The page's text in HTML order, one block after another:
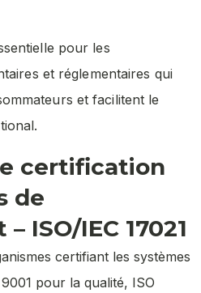
pour les
et réglementaires qui
et facilitent le
certification
de
ISO/IEC 17021
certifiant les systèmes
pour la qualité, ISO